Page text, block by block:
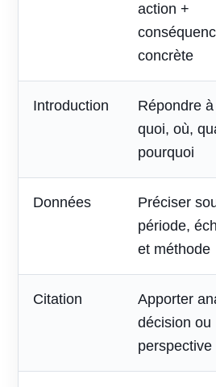
action +
concrète
Introduction
Répondre
quoi, où,
pourquoi
Données
Préciser
période,
et méthode
Citation
Apporter
décision ou
perspective